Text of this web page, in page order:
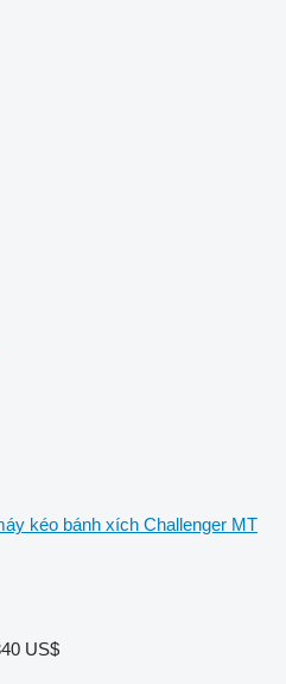
kéo bánh xích Challenger MT
US$